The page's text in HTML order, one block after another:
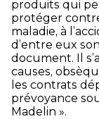
produits qui
protéger
maladie, à
d’entre eux
document. Il
causes,
les contrats
prévoyance
Madelin ».